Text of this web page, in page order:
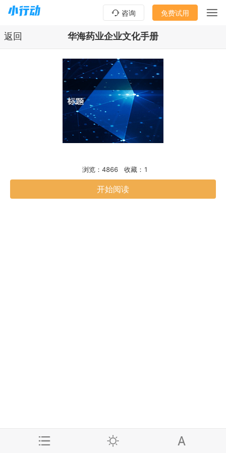
咨询 免费试用
返回 华海药业企业文化手册
浏览：4866 收藏：1
开始阅读